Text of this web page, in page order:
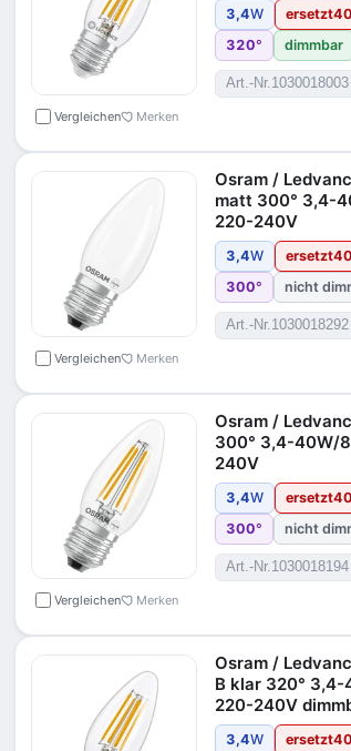
Vergleichen Merken
3,4W ersetzt40
320° dimmbar
Art.-Nr.1030018003
Vergleichen Merken
Osram /
matt 300° 3,4-
220-240V
3,4W ersetzt40
300° nicht
Art.-Nr.1030018292
Vergleichen Merken
Osram /
300° 3,4-40W/
240V
3,4W ersetzt40
300° nicht
Art.-Nr.1030018194
Osram /
B klar 320°
220-240V
3,4W ersetzt40